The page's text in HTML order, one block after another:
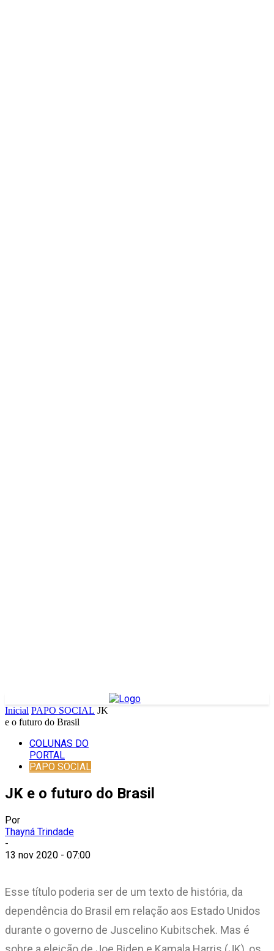
Inicial PAPO SOCIAL JK
e o futuro do Brasil
COLUNAS DO
PORTAL
PAPO SOCIAL
JK e o futuro do Brasil
Por
Thayná Trindade
-
13 nov 2020 - 07:00
Esse título poderia ser de um texto de história, da
dependência do Brasil em relação aos Estado Unidos
durante o governo de Juscelino Kubitschek. Mas é